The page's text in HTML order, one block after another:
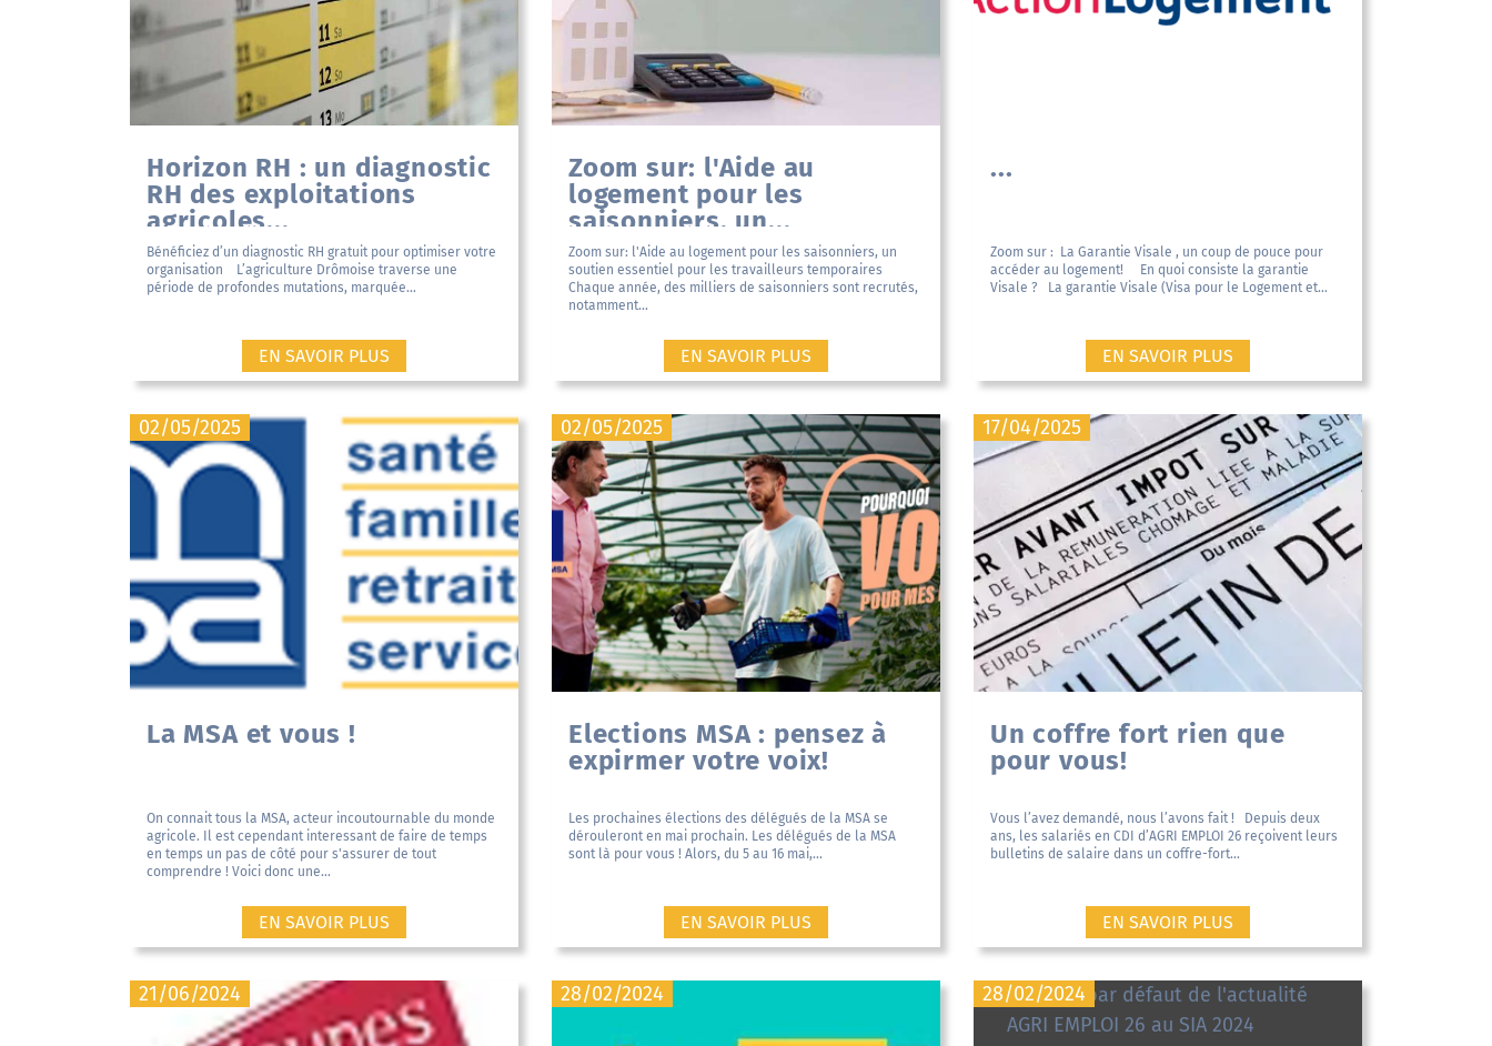
Horizon RH : un diagnostic
RH des exploitations
agricoles...
Bénéficiez d’un diagnostic RH gratuit pour optimiser votre
organisation L’agriculture Drômoise traverse une
période de profondes mutations, marquée...
EN SAVOIR PLUS
Zoom sur: l'Aide au
logement pour les
saisonniers, un...
Zoom sur: l'Aide au logement pour les saisonniers, un
soutien essentiel pour les travailleurs temporaires
Chaque année, des milliers de saisonniers sont recrutés,
notamment...
EN SAVOIR PLUS
...
Zoom sur : La Garantie Visale , un coup de pouce pour
accéder au logement! En quoi consiste la garantie
Visale ? La garantie Visale (Visa pour le Logement et...
EN SAVOIR PLUS
02/05/2025
La MSA et vous !
On connait tous la MSA, acteur incoutournable du monde
agricole. Il est cependant interessant de faire de temps
en temps un pas de côté pour s'assurer de tout
comprendre ! Voici donc une...
EN SAVOIR PLUS
02/05/2025
Elections MSA : pensez à
expirmer votre voix!
Les prochaines élections des délégués de la MSA se
dérouleront en mai prochain. Les délégués de la MSA
sont là pour vous ! Alors, du 5 au 16 mai,...
EN SAVOIR PLUS
17/04/2025
Un coffre fort rien que
pour vous!
Vous l’avez demandé, nous l’avons fait ! Depuis deux
ans, les salariés en CDI d’AGRI EMPLOI 26 reçoivent leurs
bulletins de salaire dans un coffre-fort...
EN SAVOIR PLUS
21/06/2024 28/02/2024 28/02/2024